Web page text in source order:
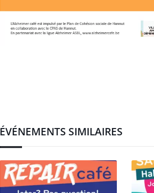
ÉVÉNEMENTS SIMILAIRES